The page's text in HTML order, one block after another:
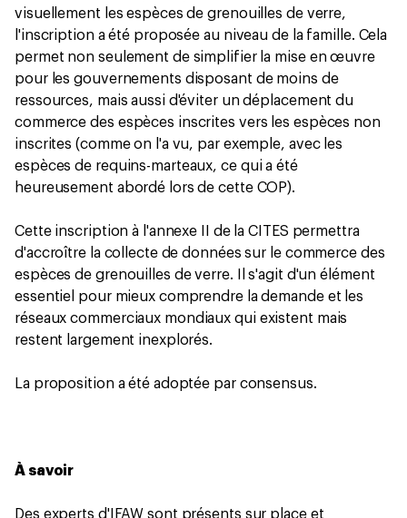
visuellement les espèces de grenouilles de verre,
l'inscription a été proposée au niveau de la famille. Cela
permet non seulement de simplifier la mise en œuvre
pour les gouvernements disposant de moins de
ressources, mais aussi d'éviter un déplacement du
commerce des espèces inscrites vers les espèces non
inscrites (comme on l'a vu, par exemple, avec les
espèces de requins-marteaux, ce qui a été
heureusement abordé lors de cette COP).
Cette inscription à l'annexe II de la CITES permettra
d'accroître la collecte de données sur le commerce des
espèces de grenouilles de verre. Il s'agit d'un élément
essentiel pour mieux comprendre la demande et les
réseaux commerciaux mondiaux qui existent mais
restent largement inexplorés.
La proposition a été adoptée par consensus.
À savoir
Des experts d'IFAW sont présents sur place et